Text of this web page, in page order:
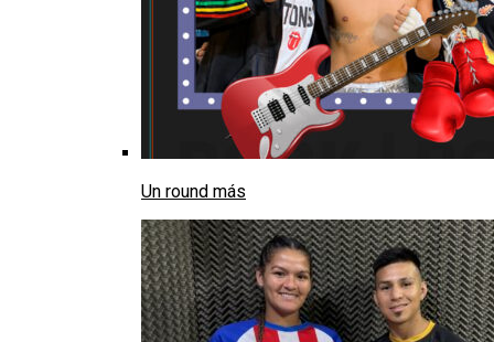
Un round más